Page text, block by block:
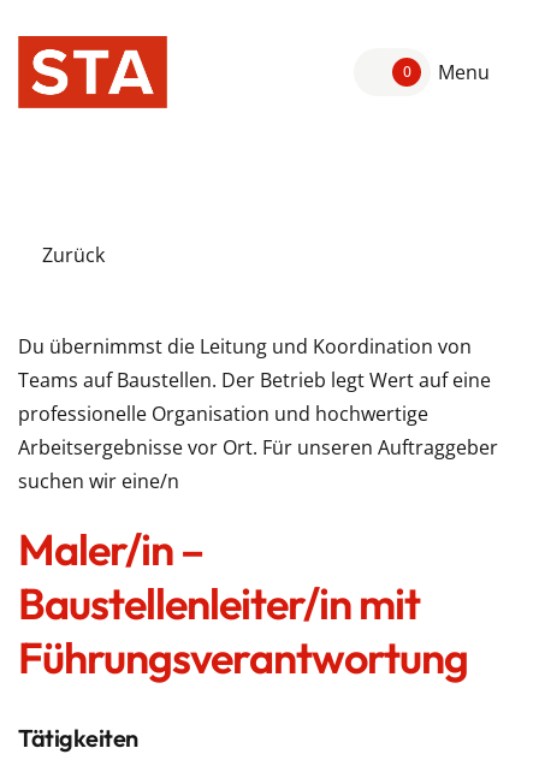
0 Menu
Zurück
Du übernimmst die Leitung und Koordination von
Teams auf Baustellen. Der Betrieb legt Wert auf eine
professionelle Organisation und hochwertige
Arbeitsergebnisse vor Ort. Für unseren Auftraggeber
suchen wir eine/n
Maler/in –
Baustellenleiter/in mit
Führungsverantwortung
Tätigkeiten